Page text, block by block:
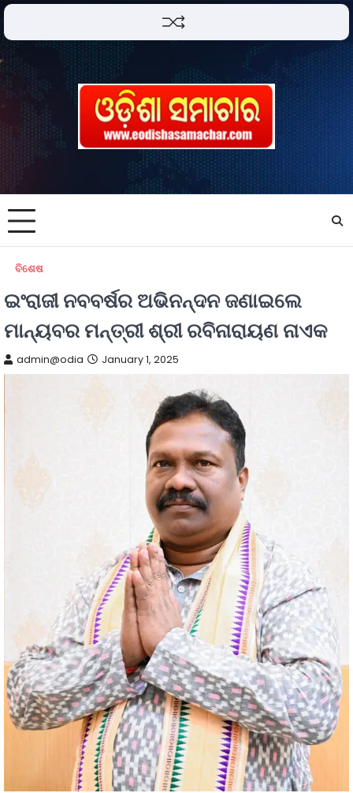
ବିଶେଷ
ଇଂରାଜୀ ନବବର୍ଷର ଅଭିନନ୍ଦନ ଜଣାଇଲେ
ମାନ୍ୟବର ମନ୍ତ୍ରୀ ଶ୍ରୀ ରବିନାରାୟଣ ନାଏକ
admin@odia January 1, 2025